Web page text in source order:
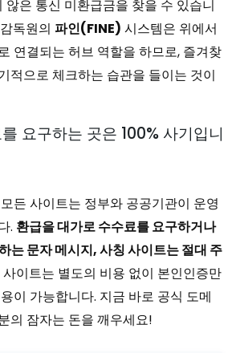
않은 통신 미환급금을 찾을 수 있습니
독원의 파인(FINE) 시스템은 위에서
연결되는 허브 역할을 하므로, 즐겨찾
적으로 체크하는 습관을 들이는 것이
요구하는 곳은 100% 사기입니
든 사이트는 정부와 공공기관이 운영
. 환급을 대가로 수수료를 요구하거나
는 문자 메시지, 사칭 사이트는 절대 주
사이트는 별도의 비용 없이 본인인증만
이 가능합니다. 지금 바로 공식 도메
의 잠자는 돈을 깨우세요!